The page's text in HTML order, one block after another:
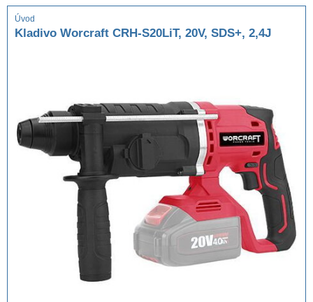
Úvod
Kladivo Worcraft CRH-S20LiT, 20V, SDS+, 2,4J